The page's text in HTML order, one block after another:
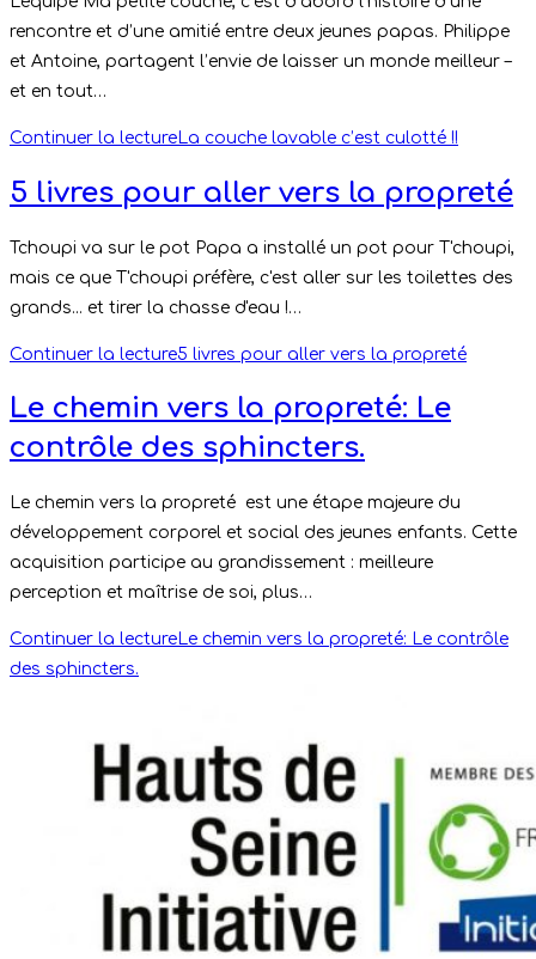
rencontre et d’une amitié entre deux jeunes papas. Philippe
et Antoine, partagent l’envie de laisser un monde meilleur –
et en tout…
Continuer la lecture La couche lavable c’est culotté !!
5 livres pour aller vers la propreté
Tchoupi va sur le pot Papa a installé un pot pour T'choupi,
mais ce que T'choupi préfère, c'est aller sur les toilettes des
grands... et tirer la chasse d'eau !…
Continuer la lecture5 livres pour aller vers la propreté
Le chemin vers la propreté: Le
contrôle des sphincters.
Le chemin vers la propreté est une étape majeure du
développement corporel et social des jeunes enfants. Cette
acquisition participe au grandissement : meilleure
perception et maîtrise de soi, plus…
Continuer la lecture Le chemin vers la propreté: Le contrôle
des sphincters.